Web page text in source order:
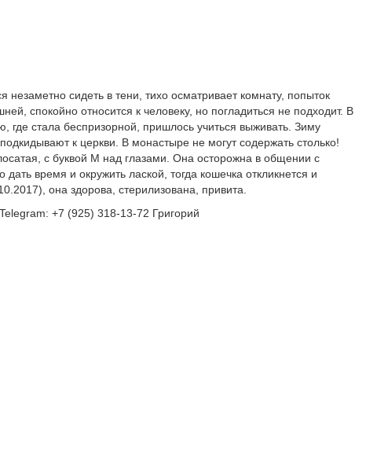
сидеть в тени, тихо осматривает комнату, попыток
спокойно относится к человеку, но погладиться не подходит. В
стала беспризорной, пришлось учиться выживать. Зиму
к церкви. В монастыре не могут содержать столько!
с буквой М над глазами. Она осторожна в общении с
время и окружить лаской, тогда кошечка откликнется и
она здорова, стерилизована, привита.
+7 (925) 318-13-72 Григорий